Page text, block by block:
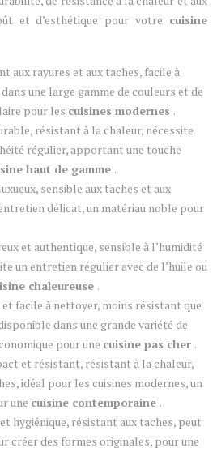
et d’esthétique pour votre cuisine
aux rayures et aux taches, facile à
une large gamme de couleurs et de
pour les cuisines modernes .
résistant à la chaleur, nécessite
régulier, apportant une touche
haut de gamme .
sensible aux taches et aux
délicat, un matériau noble pour
et authentique, sensible à l’humidité
un entretien régulier avec de l’huile ou
chaleureuse .
facile à nettoyer, moins résistant que
dans une grande variété de
pour une cuisine pas cher .
et résistant, résistant à la chaleur,
idéal pour les cuisines modernes, un
une cuisine contemporaine .
hygiénique, résistant aux taches, peut
créer des formes originales, pour une